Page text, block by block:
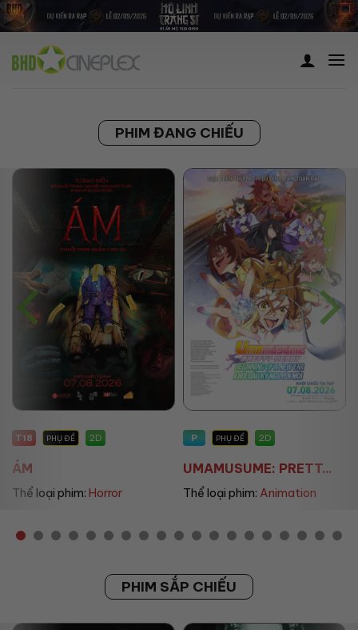
Skip
to
content
PHIM ĐANG CHIẾU
PHỤ ĐỀ
UMAMUSUME: PRETT...
Thể loại phim:Animation
PHỤ ĐỀ/LỒNG TIẾNG
THE LAND OF SOME...
Thể loại phim:Animation
PHIM SẮP CHIẾU